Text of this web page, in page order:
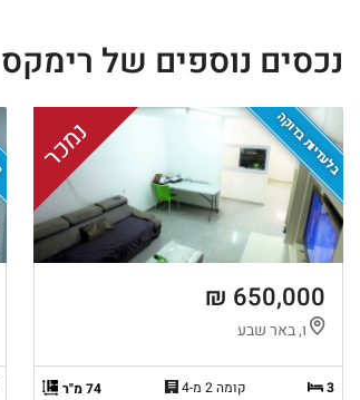
נכסים נוספים של
בלעדיות בדוקה נמכר
650,000 ₪
ו, באר שבע
3 קומה 2 מ-4 74 מ"ר